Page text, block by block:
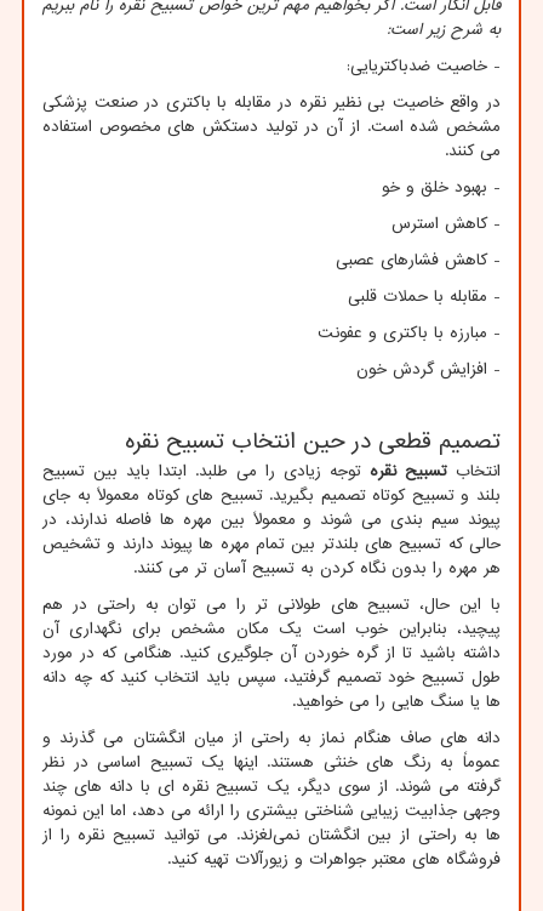
قابل انکار است. اگر بخواهیم مهم ترین خواص تسبیح نقره را نام ببریم
به شرح زیر است:
- خاصیت ضدباکتریایی:
در واقع خاصیت بی نظیر نقره در مقابله با باکتری در صنعت پزشکی
مشخص شده است. از آن در تولید دستکش های مخصوص استفاده
می کنند.
- بهبود خلق و خو
- کاهش استرس
- کاهش فشارهای عصبی
- مقابله با حملات قلبی
- مبارزه با باکتری و عفونت
- افزایش گردش خون
تصمیم قطعی در حین انتخاب تسبیح نقره
انتخاب تسبیح نقره توجه زیادی را می طلبد. ابتدا باید بین تسبیح
بلند و تسبیح کوتاه تصمیم بگیرید. تسبیح‌ های کوتاه معمولاً به ‌جای
پیوند سیم ‌بندی می ‌شوند و معمولاً بین مهره‌ ها فاصله ندارند، در
حالی که تسبیح ‌های بلندتر بین تمام مهره‌ ها پیوند دارند و تشخیص
هر مهره را بدون نگاه کردن به تسبیح آسان‌ تر می ‌کنند.
با این حال، تسبیح ‌های طولانی ‌تر را می ‌توان به راحتی در هم
پیچید، بنابراین خوب است یک مکان مشخص برای نگهداری آن
داشته باشید تا از گره خوردن آن جلوگیری کنید. هنگامی که در مورد
طول تسبیح خود تصمیم گرفتید، سپس باید انتخاب کنید که چه دانه
ها یا سنگ هایی را می خواهید.
دانه های صاف هنگام نماز به راحتی از میان انگشتان می گذرند و
عموماً به رنگ های خنثی هستند. اینها یک تسبیح اساسی در نظر
گرفته می شوند. از سوی دیگر، یک تسبیح نقره ای با دانه ‌های چند
وجهی جذابیت زیبایی ‌شناختی بیشتری را ارائه می‌ دهد، اما این نمونه
ها به راحتی از بین انگشتان نمی‌لغزند. می توانید تسبیح نقره را از
فروشگاه های معتبر جواهرات و زیورآلات تهیه کنید.